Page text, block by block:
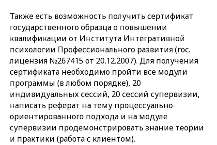
Также есть возможность получить сертификат
государственного образца о повышении
квалификации от Института Интегративной
психологии Профессионального развития (гос.
лицензия №267415 от 20.12.2007). Для получения
сертификата необходимо пройти все модули
программы (в любом порядке), 20
индивидуальных сессий, 20 сессий супервизии,
написать реферат на тему процессуально-
ориентированного подхода и на модуле
супервизии продемонстрировать знание теории
и практики (работа с клиентом).